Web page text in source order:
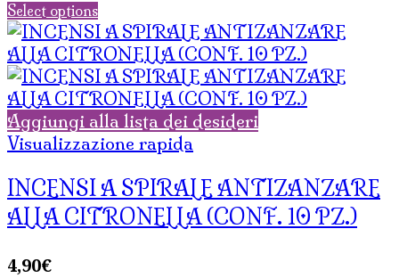
Select options
Aggiungi alla lista dei desideri
Visualizzazione rapida
INCENSI A SPIRALE ANTIZANZARE
ALLA CITRONELLA (CONF. 10 PZ.)
4,90€